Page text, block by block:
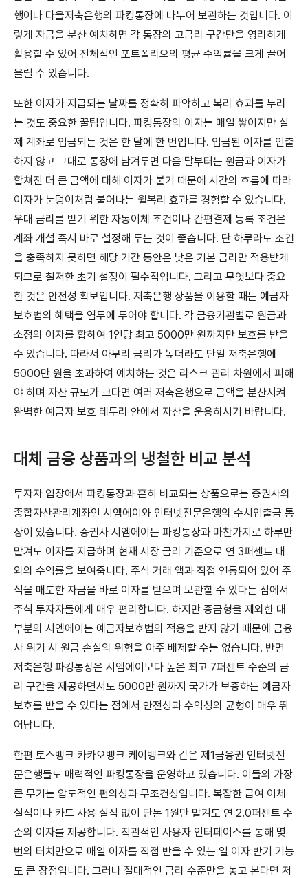
행이나 다올저축은행의 파킹통장에 나누어 보관하는 것입니다. 이
렇게 자금을 분산 예치하면 각 통장의 고금리 구간만을 영리하게
활용할 수 있어 전체적인 포트폴리오의 평균 수익률을 크게 끌어
올릴 수 있습니다.
또한 이자가 지급되는 날짜를 정확히 파악하고 복리 효과를 누리
는 것도 중요한 꿀팁입니다. 파킹통장의 이자는 매일 쌓이지만 실
제 계좌로 입금되는 것은 한 달에 한 번입니다. 입금된 이자를 인출
하지 않고 그대로 통장에 남겨두면 다음 달부터는 원금과 이자가
합쳐진 더 큰 금액에 대해 이자가 붙기 때문에 시간의 흐름에 따라
이자가 눈덩이처럼 불어나는 월복리 효과를 경험할 수 있습니다.
우대 금리를 받기 위한 자동이체 조건이나 간편결제 등록 조건은
계좌 개설 즉시 바로 설정해 두는 것이 좋습니다. 단 하루라도 조건
을 충족하지 못하면 해당 기간 동안은 낮은 기본 금리만 적용받게
되므로 철저한 초기 설정이 필수적입니다. 그리고 무엇보다 중요
한 것은 안전성 확보입니다. 저축은행 상품을 이용할 때는 예금자
보호법의 혜택을 염두에 두어야 합니다. 각 금융기관별로 원금과
소정의 이자를 합하여 1인당 최고 5000만 원까지만 보호를 받을
수 있습니다. 따라서 아무리 금리가 높더라도 단일 저축은행에
5000만 원을 초과하여 예치하는 것은 리스크 관리 차원에서 피해
야 하며 자산 규모가 크다면 여러 저축은행으로 금액을 분산시켜
완벽한 예금자 보호 테두리 안에서 자산을 운용하시기 바랍니다.
대체 금융 상품과의 냉철한 비교 분석
투자자 입장에서 파킹통장과 흔히 비교되는 상품으로는 증권사의
종합자산관리계좌인 시엠에이와 인터넷전문은행의 수시입출금 통
장이 있습니다. 증권사 시엠에이는 파킹통장과 마찬가지로 하루만
맡겨도 이자를 지급하며 현재 시장 금리 기준으로 연 3퍼센트 내
외의 수익률을 보여줍니다. 주식 거래 앱과 직접 연동되어 있어 주
식을 매도한 자금을 바로 이자를 받으며 보관할 수 있다는 점에서
주식 투자자들에게 매우 편리합니다. 하지만 종금형을 제외한 대
부분의 시엠에이는 예금자보호법의 적용을 받지 않기 때문에 금융
사 위기 시 원금 손실의 위험을 아주 배제할 수는 없습니다. 반면
저축은행 파킹통장은 시엠에이보다 높은 최고 7퍼센트 수준의 금
리 구간을 제공하면서도 5000만 원까지 국가가 보증하는 예금자
보호를 받을 수 있다는 점에서 안전성과 수익성의 균형이 매우 뛰
어납니다.
한편 토스뱅크 카카오뱅크 케이뱅크와 같은 제1금융권 인터넷전
문은행들도 매력적인 파킹통장을 운영하고 있습니다. 이들의 가장
큰 무기는 압도적인 편의성과 무조건성입니다. 복잡한 급여 이체
실적이나 카드 사용 실적 없이 단돈 1원만 맡겨도 연 2.0퍼센트 수
준의 이자를 제공합니다. 직관적인 사용자 인터페이스를 통해 몇
번의 터치만으로 매일 이자를 직접 받을 수 있는 일 이자 받기 기능
도 큰 장점입니다. 그러나 절대적인 금리 수준만을 놓고 본다면 저